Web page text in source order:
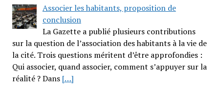
Associer les habitants, proposition de
conclusion
La Gazette a publié plusieurs contributions
sur la question de l’association des habitants à la vie de
la cité. Trois questions méritent d’être approfondies :
Qui associer, quand associer, comment s’appuyer sur la
réalité ? Dans […]